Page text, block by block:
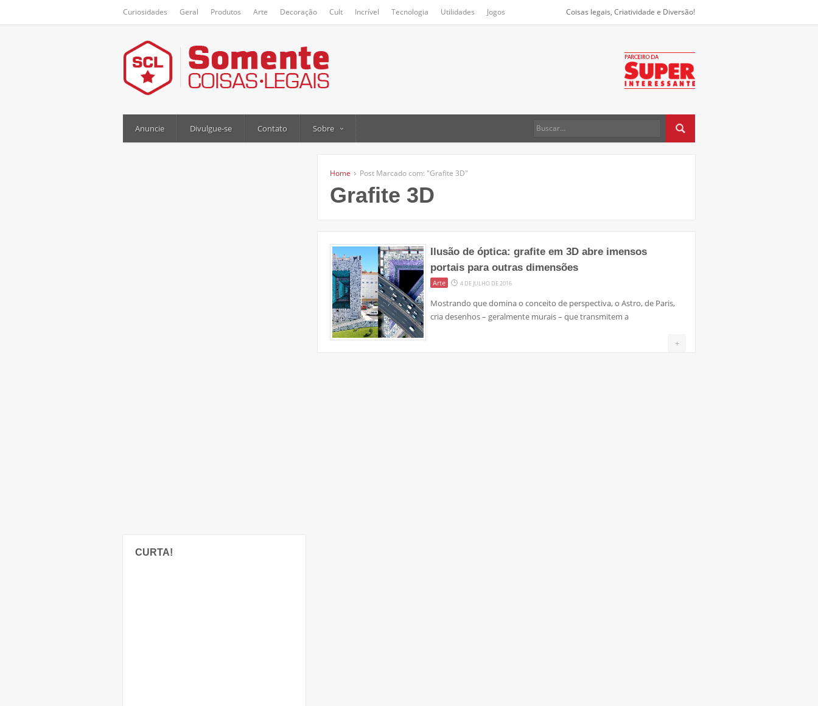
Curiosidades Geral Produtos Arte Decoração Cult Incrível Tecnologia Utilidades Jogos Coisas legais, Criatividade e Diversão!
Anuncie Divulgue-se Contato Sobre
CURTA!
Home Post Marcado com: "Grafite 3D"
Grafite 3D
Ilusão de óptica: grafite em 3D abre imensos
portais para outras dimensões
Arte 4 DE JULHO DE 2016
Mostrando que domina o conceito de perspectiva, o Astro, de Paris,
cria desenhos – geralmente murais – que transmitem a
+